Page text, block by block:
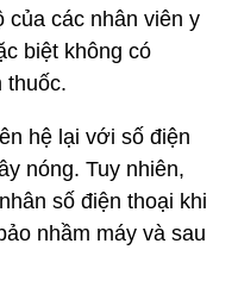
của các nhân viên y
biệt không có
thuốc.
hệ lại với số điện
nóng. Tuy nhiên,
số điện thoại khi
nhầm máy và sau